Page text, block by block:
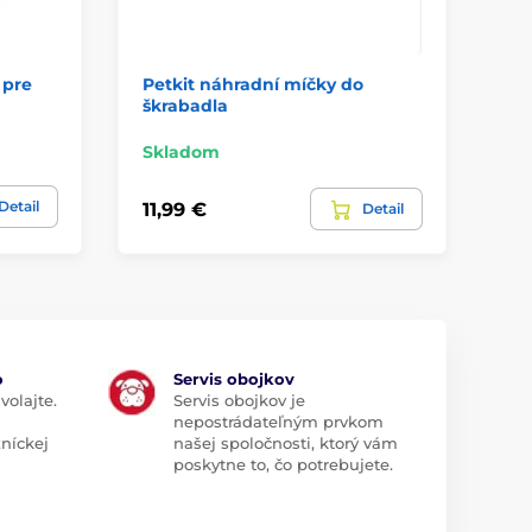
Petkit náhradní míčky do
škrabadla
Skladom
11,99 € Detail
Servis obojkov
Servis obojkov je
nepostrádateľným prvkom
našej spoločnosti, ktorý vám
poskytne to, čo potrebujete.